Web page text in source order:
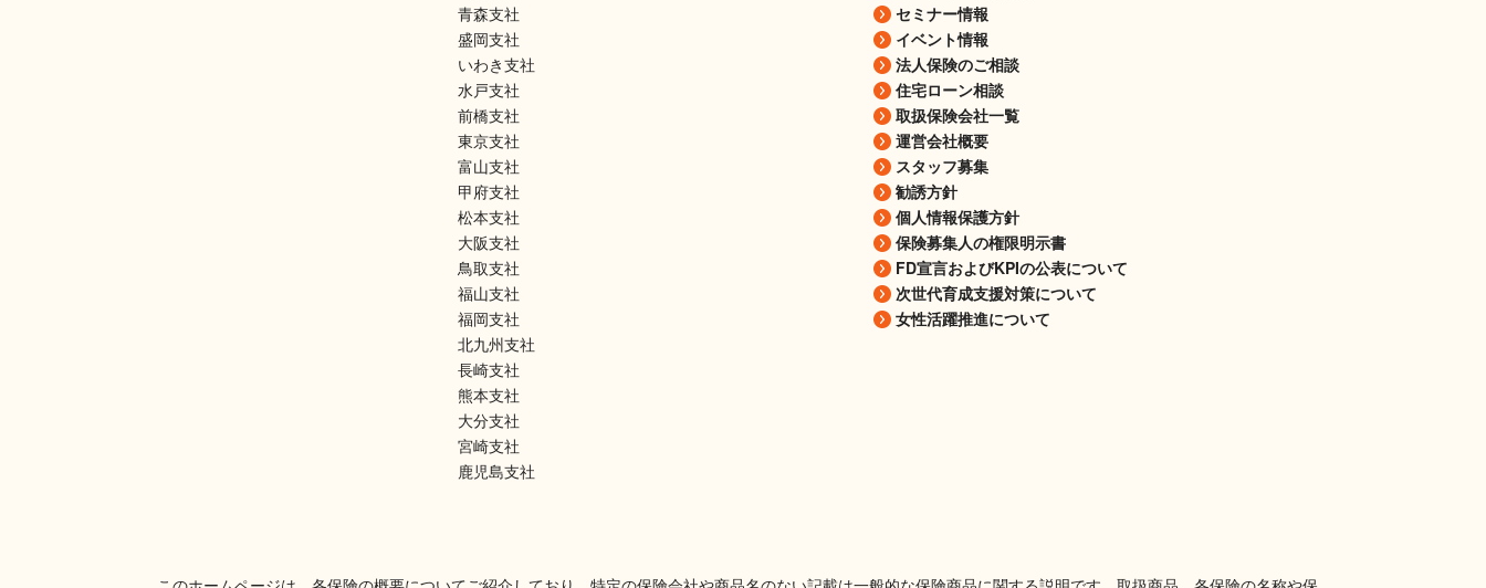
青森支社
盛岡支社
いわき支社
水戸支社
前橋支社
東京支社
富山支社
甲府支社
松本支社
大阪支社
鳥取支社
福山支社
福岡支社
北九州支社
長崎支社
熊本支社
大分支社
宮崎支社
鹿児島支社
セミナー情報
イベント情報
法人保険のご相談
住宅ローン相談
取扱保険会社一覧
運営会社概要
スタッフ募集
勧誘方針
個人情報保護方針
保険募集人の権限明示書
FD宣言およびKPIの公表について
次世代育成支援対策について
女性活躍推進について